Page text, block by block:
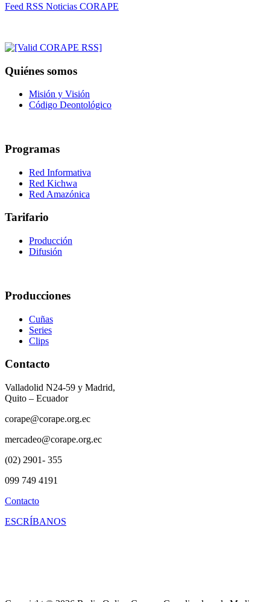
Feed RSS Noticias CORAPE
Quiénes somos
Misión y Visión
Código Deontológico
Programas
Red Informativa
Red Kichwa
Red Amazónica
Tarifario
Producción
Difusión
Producciones
Cuñas
Series
Clips
Contacto
Valladolid N24-59 y Madrid,
Quito – Ecuador
corape@corape.org.ec
mercadeo@corape.org.ec
(02) 2901- 355
099 749 4191
Contacto
ESCRÍBANOS